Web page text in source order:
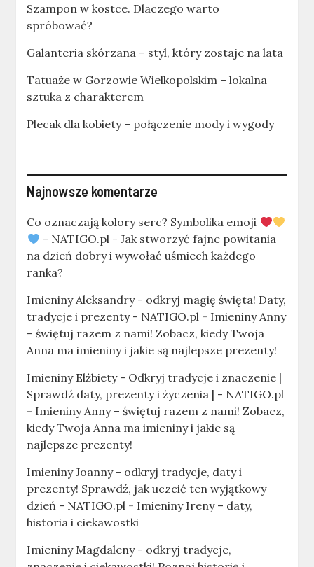
Szampon w kostce. Dlaczego warto
spróbować?
Galanteria skórzana – styl, który zostaje na lata
Tatuaże w Gorzowie Wielkopolskim – lokalna
sztuka z charakterem
Plecak dla kobiety – połączenie mody i wygody
Najnowsze komentarze
Co oznaczają kolory serc? Symbolika emoji
- NATIGO.pl- Jak stworzyć fajne powitania
na dzień dobry i wywołać uśmiech każdego
ranka?
Imieniny Aleksandry - odkryj magię święta! Daty,
tradycje i prezenty - NATIGO.pl - Imieniny Anny
– świętuj razem z nami! Zobacz, kiedy Twoja
Anna ma imieniny i jakie są najlepsze prezenty!
Imieniny Elżbiety - Odkryj tradycje i znaczenie |
Sprawdź daty, prezenty i życzenia | - NATIGO.pl
- Imieniny Anny – świętuj razem z nami! Zobacz,
kiedy Twoja Anna ma imieniny i jakie są
najlepsze prezenty!
Imieniny Joanny - odkryj tradycje, daty i
prezenty! Sprawdź, jak uczcić ten wyjątkowy
dzień - NATIGO.pl - Imieniny Ireny – daty,
historia i ciekawostki
Imieniny Magdaleny - odkryj tradycje,